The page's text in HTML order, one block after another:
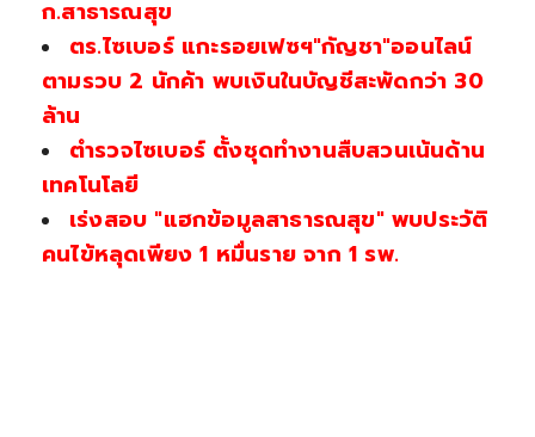
ก.สาธารณสุข
ตร.ไซเบอร์ แกะรอยเฟซฯ"กัญชา"ออนไลน์
ตามรวบ 2 นักค้า พบเงินในบัญชีสะพัดกว่า 30
ล้าน
ตำรวจไซเบอร์ ตั้งชุดทำงานสืบสวนเน้นด้าน
เทคโนโลยี
เร่งสอบ "แฮกข้อมูลสาธารณสุข" พบประวัติ
คนไข้หลุดเพียง 1 หมื่นราย จาก 1 รพ.